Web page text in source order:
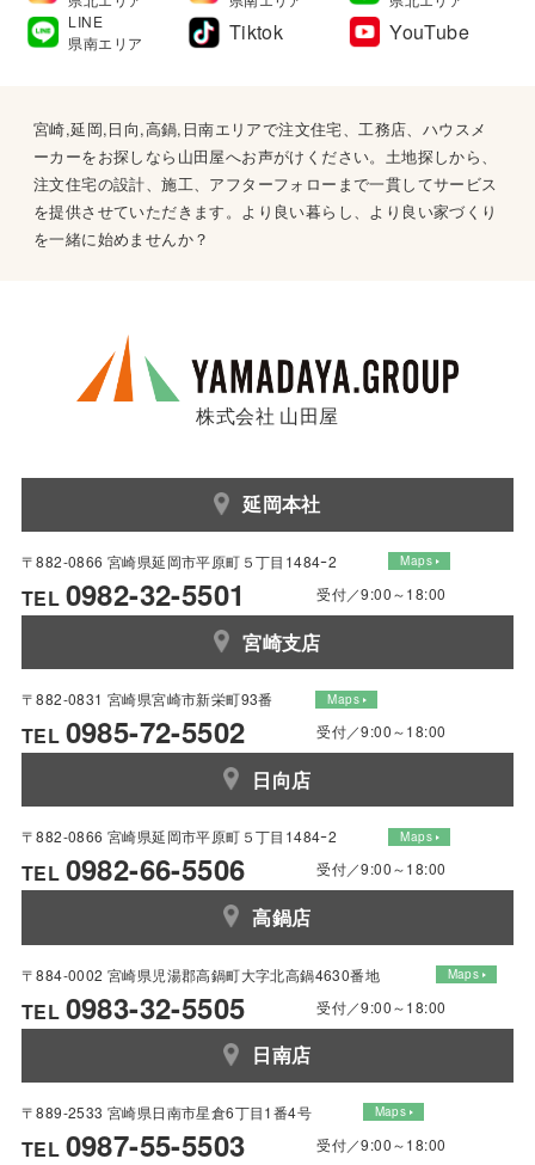
LINE
県南エリア
Tiktok YouTube
宮崎,延岡,日向,高鍋,日南エリアで注文住宅、工務店、ハウスメ
ーカーをお探しなら山田屋へお声がけください。土地探しから、
注文住宅の設計、施工、アフターフォローまで一貫してサービス
を提供させていただきます。より良い暮らし、より良い家づくり
を一緒に始めませんか？
株式会社 山田屋
延岡本社
〒882-0866 宮崎県延岡市平原町５丁目1484ｰ2 Maps
TEL 0982-32-5501 受付／9:00～18:00
宮崎支店
〒882-0831 宮崎県宮崎市新栄町93番 Maps
TEL 0985-72-5502 受付／9:00～18:00
日向店
〒882-0866 宮崎県延岡市平原町５丁目1484ｰ2 Maps
TEL 0982-66-5506 受付／9:00～18:00
高鍋店
〒884-0002 宮崎県児湯郡高鍋町大字北高鍋4630番地 Maps
TEL 0983-32-5505 受付／9:00～18:00
日南店
〒889-2533 宮崎県日南市星倉6丁目1番4号 Maps
TEL 0987-55-5503 受付／9:00～18:00